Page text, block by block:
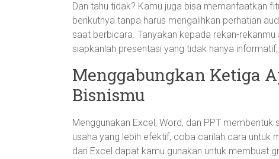
Dan tahu tidak? Kamu juga bisa memanfaatkan
berikutnya tanpa harus mengalihkan perhatian
saat berbicara. Tanyakan kepada rekan-
siapkanlah presentasi yang tidak hanya
Menggabungkan Ketiga
Bisnismu
Menggunakan Excel, Word, dan PPT
usaha yang lebih efektif, coba carilah cara untuk
dari Excel dapat kamu gunakan untuk membuat